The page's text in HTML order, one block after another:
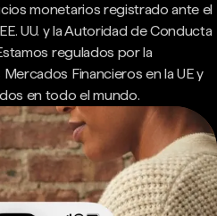
monetarios registrado ante el
UU. y la Autoridad de Conducta
regulados por la
Financieros en la UE y
en todo el mundo.